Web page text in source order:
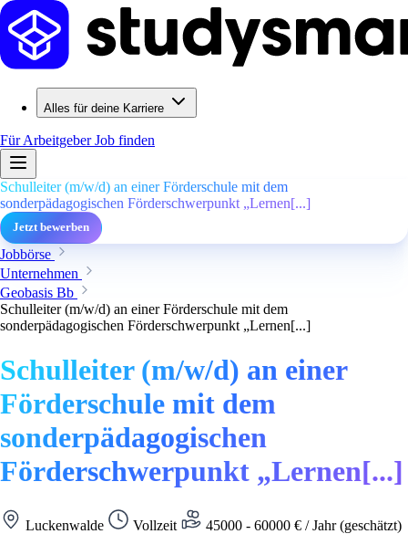
Alles für deine Karriere
Für ArbeitgeberJob finden
Schulleiter (m/w/d) an einer Förderschule mit dem
sonderpädagogischen Förderschwerpunkt „Lernen[...]
Jetzt bewerben
Jobbörse
Unternehmen
Geobasis Bb
Schulleiter (m/w/d) an einer Förderschule mit dem
sonderpädagogischen Förderschwerpunkt „Lernen[...]
Schulleiter (m/w/d) an einer
Förderschule mit dem
sonderpädagogischen
Förderschwerpunkt „Lernen[...]
Luckenwalde Vollzeit
45000 - 60000 € / Jahr (geschätzt)